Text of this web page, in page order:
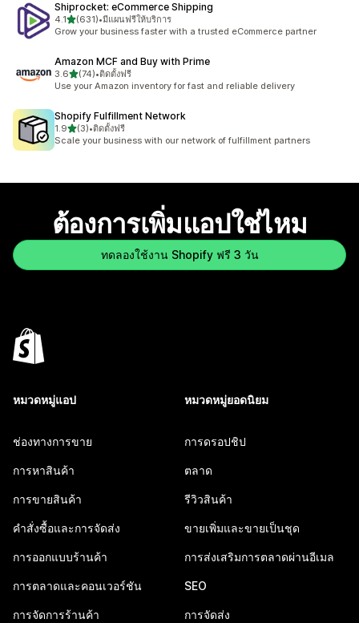
Shiprocket: eCommerce Shipping
4.1เต็ม 5 ดาว
(631)
ทั้งหมด 631 รีวิว
•มีแผนฟรีให้บริการ
Grow your business faster with a trusted eCommerce partner
Amazon MCF and Buy with Prime
3.6เต็ม 5 ดาว
(74)
ทั้งหมด 74 รีวิว
•ติดตั้งฟรี
Use your Amazon inventory for fast and reliable delivery
Shopify Fulfillment Network
1.9เต็ม 5 ดาว
(3)
ทั้งหมด 3 รีวิว
•ติดตั้งฟรี
Scale your business with our network of fulfillment partners
ต้องการเพิ่มแอปใช่ไหม
ทดลองใช้งาน Shopify ฟรี 3 วัน
หมวดหมู่แอป
ช่องทางการขาย
การหาสินค้า
การขายสินค้า
คำสั่งซื้อและการจัดส่ง
การออกแบบร้านค้า
การตลาดและคอนเวอร์ชัน
การจัดการร้านค้า
หมวดหมู่ยอดนิยม
การดรอปชิป
ตลาด
รีวิวสินค้า
ขายเพิ่มและขายเป็นชุด
การส่งเสริมการตลาดผ่านอีเมล
SEO
การจัดส่ง